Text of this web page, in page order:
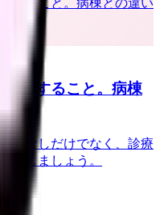
認すること。病棟
勤なしだけでなく、診療
認しましょう。